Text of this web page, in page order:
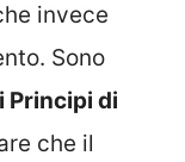
invece
Sono
Principi di
che il